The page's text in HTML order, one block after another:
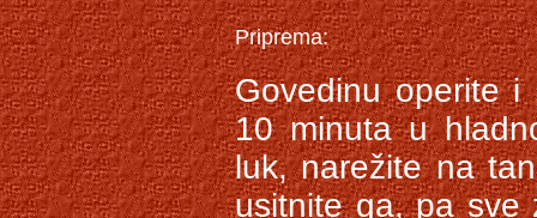
Govedinu operite i
10 minuta u
luk, narežite na
usitnite ga, pa sve